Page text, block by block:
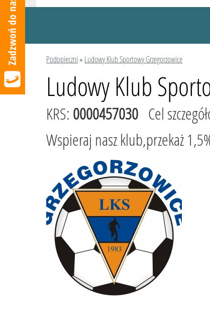
Podopieczni» Ludowy Klub Sportowy Grzegorzowice
Ludowy Klub
KRS: 0000457030 Cel
Wspieraj nasz klub,przekaż